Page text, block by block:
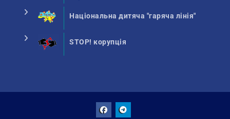
Національна дитяча "гаряча лінія"
STOP! корупція